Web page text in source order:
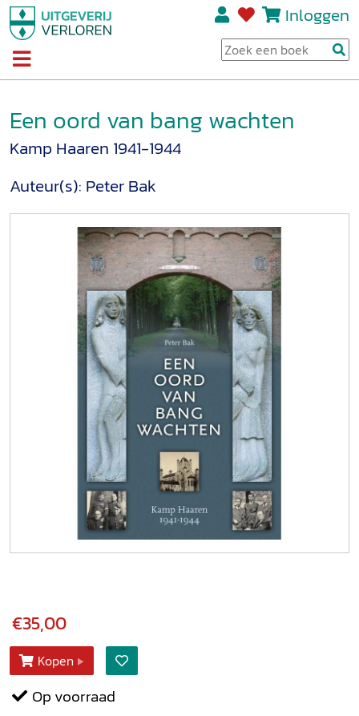
Inloggen
Een oord van bang wachten
Kamp Haaren 1941-1944
Auteur(s): Peter Bak
€35,00
Kopen
Op voorraad